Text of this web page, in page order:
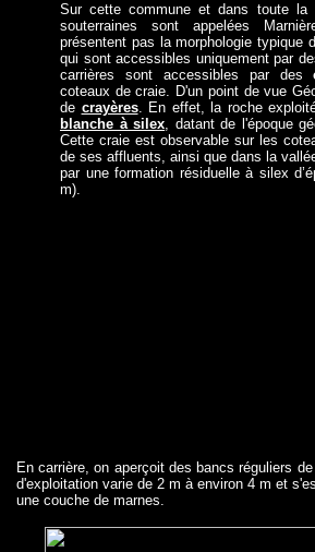
Sur cette commune et dans toute la
souterraines sont appelées
présentent pas la morphologie typique
qui sont accessibles uniquement par
carrières sont accessibles par des
coteaux de craie. D'un point de vue
de crayères. En effet, la roche
blanche à silex, datant de l'époque
Cette craie est observable sur les
de ses affluents, ainsi que dans la
par une formation résiduelle à silex
m).
En carrière, on aperçoit des bancs réguliers
d'exploitation varie de 2 m à environ 4 m et
une couche de marnes.